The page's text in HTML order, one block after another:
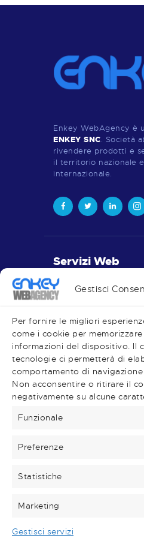
Gestisci
Per fornire le migliori
come i cookie per
informazioni del dispositivo. Il
tecnologie ci permetterà di
comportamento di
Non acconsentire o ritirare il
negativamente su alcune
Funzionale
Preferenze
Statistiche
Marketing
Gestisci servizi
Enkey WebAgency è
ENKEY SNC. Società
rivendere prodotti e
il territorio nazionale e
internazionale.
Servizi Web
Realizzazione Siti
Social Media
Very Important
Shop
Magazine
+39 0781.62719